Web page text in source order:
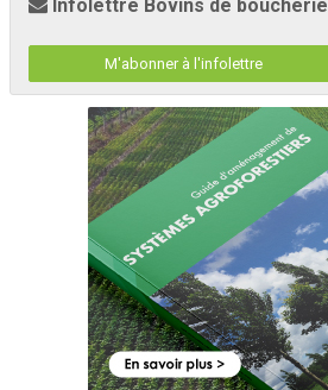
Infolettre Bovins de boucherie
M'abonner à l'infolettre